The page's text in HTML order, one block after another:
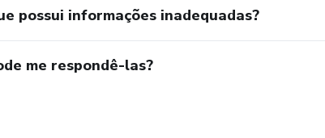
possui informações inadequadas?
me respondê-las?